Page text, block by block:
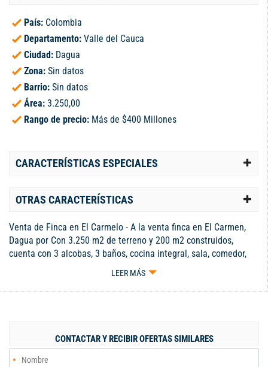
País: Colombia
Departamento: Valle del Cauca
Ciudad: Dagua
Zona: Sin datos
Barrio: Sin datos
Área: 3.250,00
Rango de precio: Más de $400 Millones
CARACTERÍSTICAS ESPECIALES
OTRAS CARACTERÍSTICAS
Venta de Finca en El Carmelo - A la venta finca en El Carmen,
Dagua por Con 3.250 m2 de terreno y 200 m2 construidos,
cuenta con 3 alcobas, 3 baños, cocina integral, sala, comedor,
estudio, estadero, zona BBQ con cocineta, jacuzzi, piscina y
vista espectacular. Seguridad 24/7 en una parcelación privada
LEER MÁS
CONTACTAR Y RECIBIR OFERTAS SIMILARES